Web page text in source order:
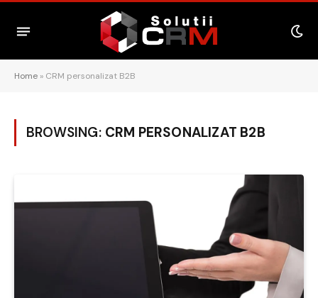
Home » CRM personalizat B2B
BROWSING: CRM PERSONALIZAT B2B